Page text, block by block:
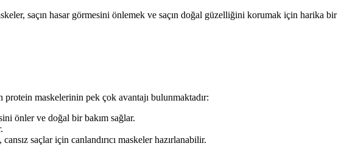
saçın hasar görmesini önlemek ve saçın doğal güzelliğini korumak için harika bir
protein maskelerinin pek çok avantajı bulunmaktadır:
önler ve doğal bir bakım sağlar.
saçlar için canlandırıcı maskeler hazırlanabilir.